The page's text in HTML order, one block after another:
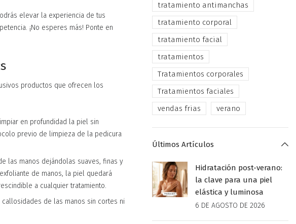
elevar la experiencia de tus
¡No esperes más! Ponte en
productos que ofrecen los
en profundidad la piel sin
previo de limpieza de la pedicura
las manos dejándolas suaves, finas y
de manos, la piel quedará
a cualquier tratamiento.
callosidades de las manos sin cortes ni
tratamiento antimanchas
tratamiento corporal
tratamiento facial
tratamientos
Tratamientos corporales
Tratamientos faciales
vendas frias
verano
Últimos Artículos
Hidratación post-verano:
la clave para una piel
elástica y luminosa
6 DE AGOSTO DE 2026